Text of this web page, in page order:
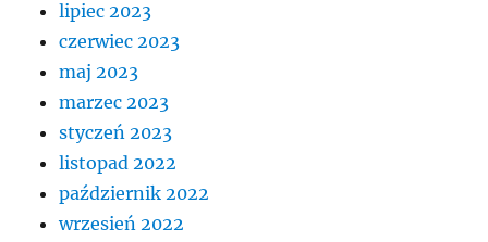
lipiec 2023
czerwiec 2023
maj 2023
marzec 2023
styczeń 2023
listopad 2022
październik 2022
wrzesień 2022